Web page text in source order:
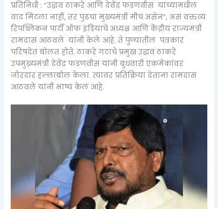
प्रतिनिधी : “उद्धव ठाकरे आणि देवेंद्र फडणवीस यांच्यामधील
वाद मिटला नाही, तर पुढचा मुख्यमंत्री मीच असेन”, असं वक्तव्य
रिपब्लिकन पार्टी ऑफ इंडियाचे अध्यक्ष आणि केंद्रीय राज्यमंत्री
रामदास आठवले यांनी केले आहे. ते पुण्यातील पत्रकार
परिषदेत बोलत होते. ठाकरे गटाचे प्रमुख उद्धव ठाकरे
उपमुख्यमंत्री देवेंद्र फडणवीस यांनी बुधवारी एकमेकांवर
जोरदार हल्लाबोल केला. त्यावर प्रतिक्रिया देताना रामदास
आठवले यांनी भाष्य केलं आहे.